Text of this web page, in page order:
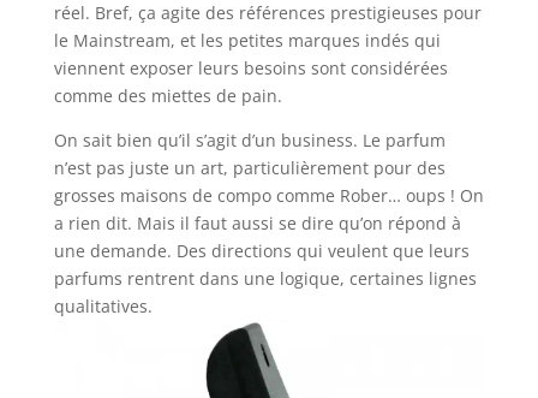
réel. Bref, ça agite des références prestigieuses pour
le Mainstream, et les petites marques indés qui
viennent exposer leurs besoins sont considérées
comme des miettes de pain.
On sait bien qu’il s’agit d’un business. Le parfum
n’est pas juste un art, particulièrement pour des
grosses maisons de compo comme Rober… oups ! On
a rien dit. Mais il faut aussi se dire qu’on répond à
une demande. Des directions qui veulent que leurs
parfums rentrent dans une logique, certaines lignes
qualitatives.